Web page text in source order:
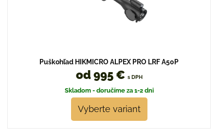
Puškohľad HIKMICRO ALPEX PRO LRF A50P
od 995 € s DPH
Skladom - doručíme za 1-2 dni
Vyberte variant